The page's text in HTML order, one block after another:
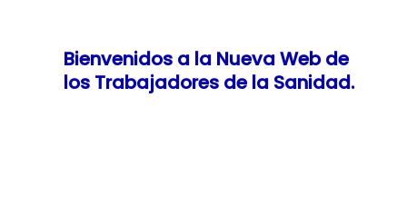
Bienvenidos a la Nueva Web de
los Trabajadores de la Sanidad.